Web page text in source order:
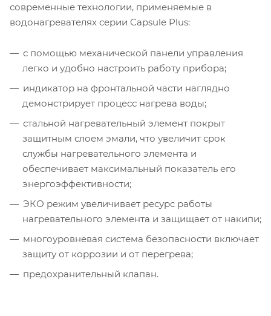
современные технологии, применяемые в
водонагревателях серии Capsule Plus:
с помощью механической панели управления
легко и удобно настроить работу прибора;
индикатор на фронтальной части наглядно
демонстрирует процесс нагрева воды;
стальной нагревательный элемент покрыт
защитным слоем эмали, что увеличит срок
службы нагревательного элемента и
обеспечивает максимальный показатель его
энергоэффективности;
ЭКО режим увеличивает ресурс работы
нагревательного элемента и защищает от накипи;
многоуровневая система безопасности включает
защиту от коррозии и от перегрева;
предохранительный клапан.